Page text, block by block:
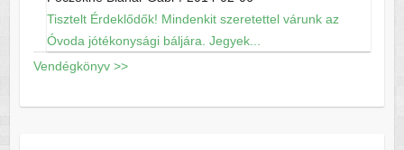
Tisztelt Érdeklődők! Mindenkit szeretettel várunk az
Óvoda jótékonysági báljára. Jegyek...
Vendégkönyv >>